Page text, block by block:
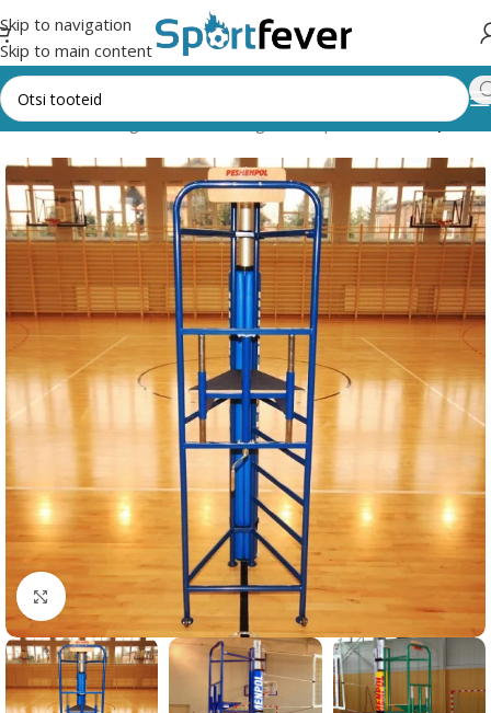
Skip to navigation
Skip to main content
Esileht Kõik kategooriad Pallimängud Võrkpall Kohtunikupukid
Suurendamiseks klõpsake